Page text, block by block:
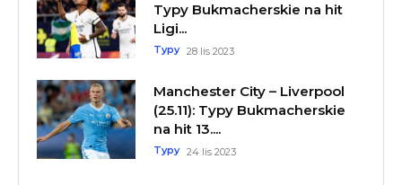
Typy Bukmacherskie na hit
Ligi...
Typy 28 lis 2023
Manchester City – Liverpool
(25.11): Typy Bukmacherskie
na hit 13....
Typy 24 lis 2023